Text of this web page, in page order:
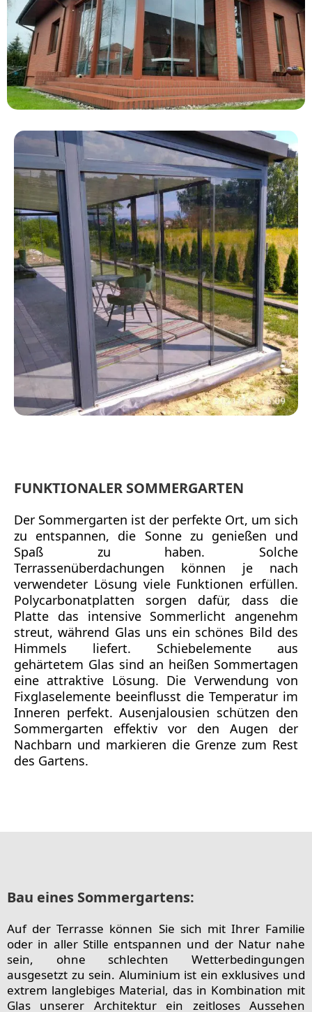
FUNKTIONALER SOMMERGARTEN
Der Sommergarten ist der perfekte Ort, um sich
zu entspannen, die Sonne zu genießen und
Spaß zu haben. Solche
Terrassenüberdachungen können je nach
verwendeter Lösung viele Funktionen erfüllen.
Polycarbonatplatten sorgen dafür, dass die
Platte das intensive Sommerlicht angenehm
streut, während Glas uns ein schönes Bild des
Himmels liefert. Schiebelemente aus
gehärtetem Glas sind an heißen Sommertagen
eine attraktive Lösung. Die Verwendung von
Fixglaselemente beeinflusst die Temperatur im
Inneren perfekt. Ausenjalousien schützen den
Sommergarten effektiv vor den Augen der
Nachbarn und markieren die Grenze zum Rest
des Gartens.
Bau eines Sommergartens:
Auf der Terrasse können Sie sich mit Ihrer Familie
oder in aller Stille entspannen und der Natur nahe
sein, ohne schlechten Wetterbedingungen
ausgesetzt zu sein. Aluminium ist ein exklusives und
extrem langlebiges Material, das in Kombination mit
Glas unserer Architektur ein zeitloses Aussehen